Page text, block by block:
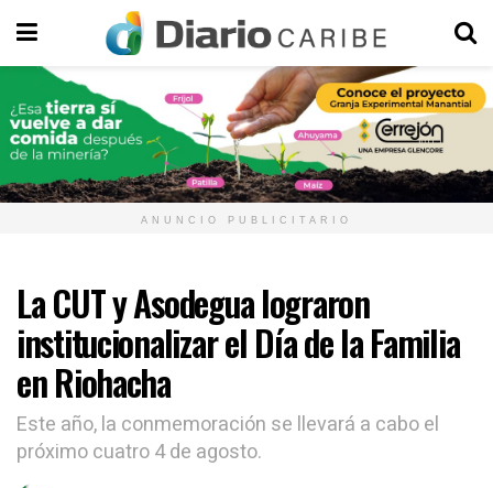
ANUNCIO PUBLICITARIO
La CUT y Asodegua lograron
institucionalizar el Día de la Familia
en Riohacha
Este año, la conmemoración se llevará a cabo el
próximo cuatro 4 de agosto.